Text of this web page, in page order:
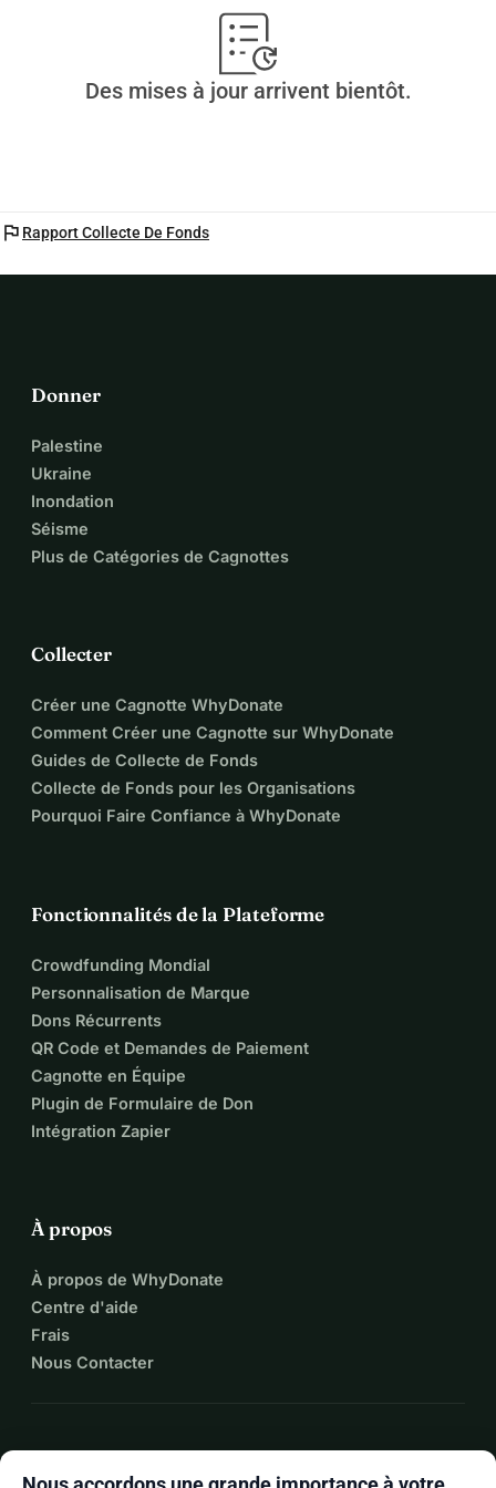
Des mises à jour arrivent bientôt.
flag Rapport Collecte De Fonds
Donner
Palestine
Ukraine
Inondation
Séisme
Plus de Catégories de Cagnottes
Collecter
Créer une Cagnotte WhyDonate
Comment Créer une Cagnotte sur WhyDonate
Guides de Collecte de Fonds
Collecte de Fonds pour les Organisations
Pourquoi Faire Confiance à WhyDonate
Fonctionnalités de la Plateforme
Crowdfunding Mondial
Personnalisation de Marque
Dons Récurrents
QR Code et Demandes de Paiement
Cagnotte en Équipe
Plugin de Formulaire de Don
Intégration Zapier
À propos
À propos de WhyDonate
Centre d'aide
Frais
Nous Contacter